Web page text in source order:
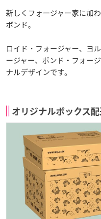
新しくフォージャー家に加
ボンド。
ロイド・フォージャー、ヨ
ージャー、ボンド・フォー
ナルデザインです。
オリジナルボックス配